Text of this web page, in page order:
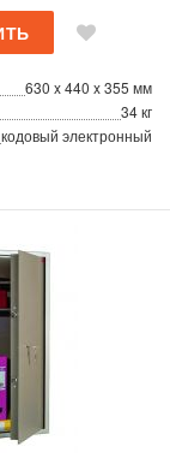
630 x 440 x 355 мм
34 кг
кодовый электронный